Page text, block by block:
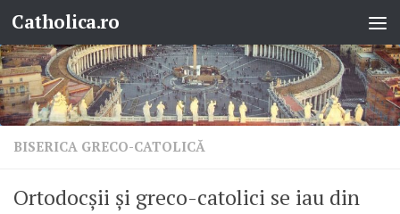
Skip to content
Catholica.ro
BISERICA GRECO-CATOLICĂ
Ortodocşii şi greco-catolici se iau din